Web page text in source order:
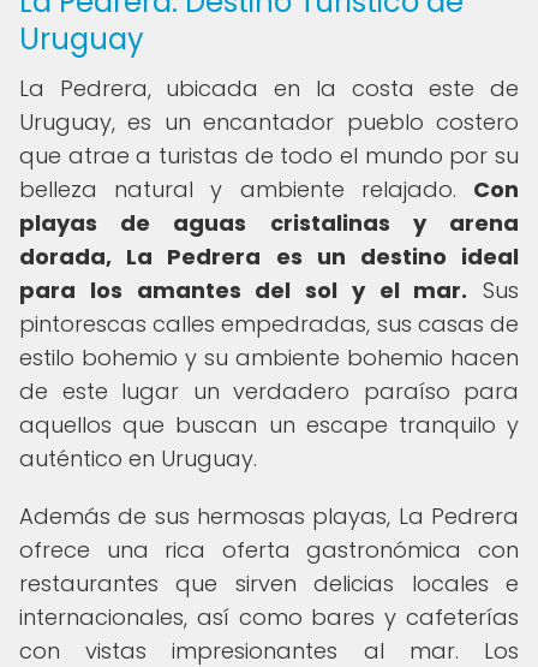
Uruguay
La Pedrera, ubicada en la costa este de
Uruguay, es un encantador pueblo costero
que atrae a turistas de todo el mundo por su
belleza natural y ambiente relajado. Con
playas de aguas cristalinas y arena
dorada, La Pedrera es un destino ideal
para los amantes del sol y el mar. Sus
pintorescas calles empedradas, sus casas de
estilo bohemio y su ambiente bohemio hacen
de este lugar un verdadero paraíso para
aquellos que buscan un escape tranquilo y
auténtico en Uruguay.
Además de sus hermosas playas, La Pedrera
ofrece una rica oferta gastronómica con
restaurantes que sirven delicias locales e
internacionales, así como bares y cafeterías
con vistas impresionantes al mar. Los